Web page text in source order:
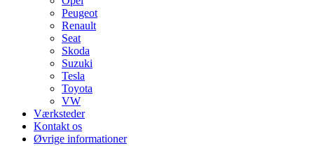
Peugeot
Renault
Seat
Skoda
Suzuki
Tesla
Toyota
VW
Værksteder
Kontakt os
Øvrige informationer